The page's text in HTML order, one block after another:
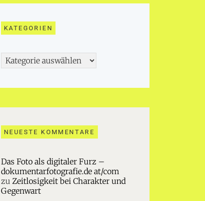
KATEGORIEN
Kategorien
NEUESTE KOMMENTARE
Das Foto als digitaler Furz –
dokumentarfotografie.de at/com
zu Zeitlosigkeit bei Charakter und
Gegenwart